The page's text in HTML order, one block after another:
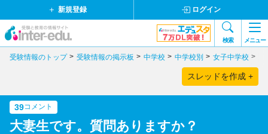
新規登録 ログイン
検索 メニュー
受験情報のトップ 受験情報の掲示板 中学校 中学校別 女子中学校
スレッドを作成 +
39コメント
大妻生です。質問ありますか？